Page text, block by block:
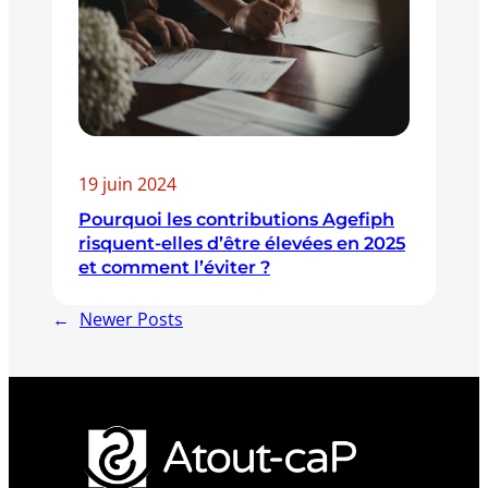
19 juin 2024
Pourquoi les contributions Agefiph
risquent-elles d’être élevées en 2025
et comment l’éviter ?
← Newer Posts